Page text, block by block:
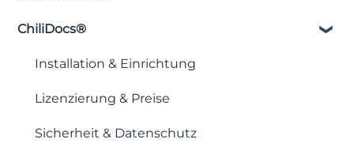
ChiliDocs®
Installation & Einrichtung
Lizenzierung & Preise
Sicherheit & Datenschutz